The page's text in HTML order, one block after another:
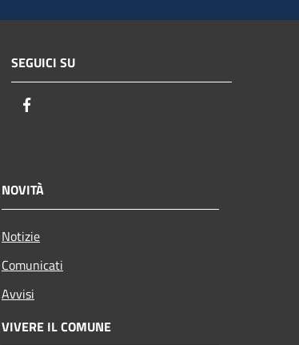
SEGUICI SU
NOVITÀ
Notizie
Comunicati
Avvisi
VIVERE IL COMUNE